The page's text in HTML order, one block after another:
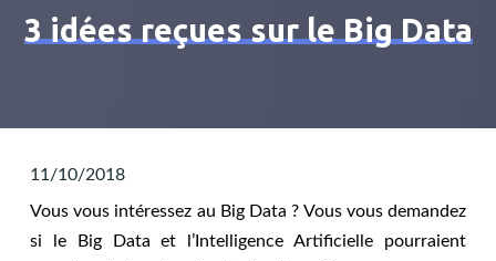
3 idées reçues sur le Big Data
11/10/2018
Vous vous intéressez au Big Data ? Vous vous demandez
si le Big Data et l’Intelligence Artificielle pourraient